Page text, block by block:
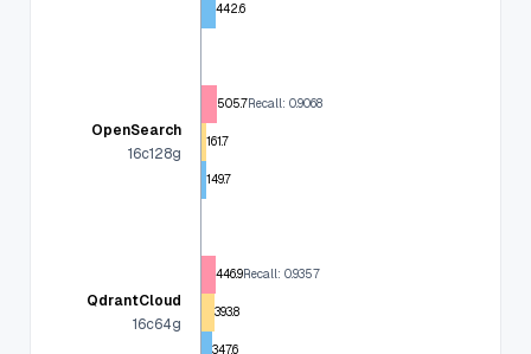
442.6
OpenSearch
16c128g
505.7Recall: 0.9068
161.7
149.7
QdrantCloud
16c64g
446.9Recall: 0.9357
393.8
347.6